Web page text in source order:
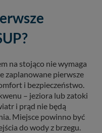
na stojąco nie wymaga
zaplanowane pierwsze
i bezpieczeństwo.
– jeziora lub zatoki
i prąd nie będą
Miejsce powinno być
do wody z brzegu.